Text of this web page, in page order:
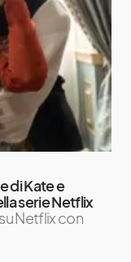
di Kate e
serie Netflix
Netflix con